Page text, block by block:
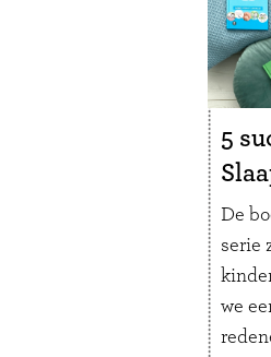
om
aan
5
De
serie
we